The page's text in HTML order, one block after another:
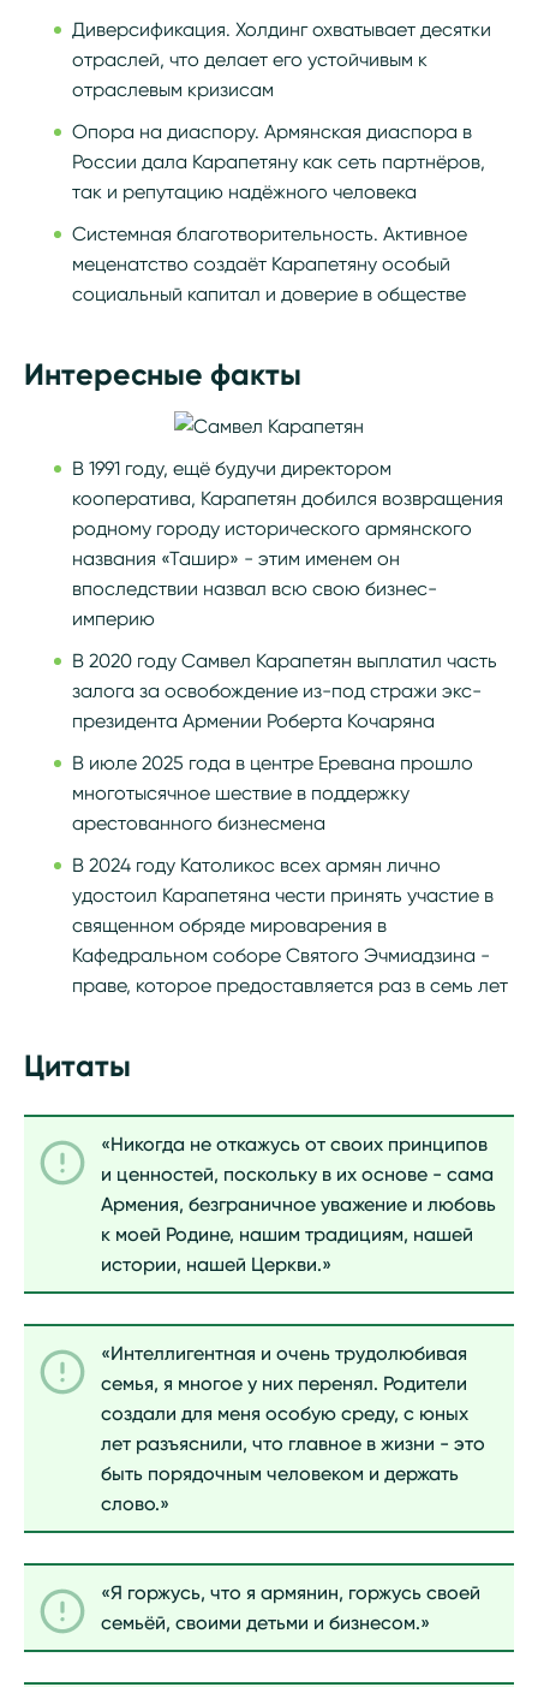
Диверсификация. Холдинг охватывает десятки
отраслей, что делает его устойчивым к
отраслевым кризисам
Опора на диаспору. Армянская диаспора в
России дала Карапетяну как сеть партнёров,
так и репутацию надёжного человека
Системная благотворительность. Активное
меценатство создаёт Карапетяну особый
социальный капитал и доверие в обществе
Интересные факты
В 1991 году, ещё будучи директором
кооператива, Карапетян добился возвращения
родному городу исторического армянского
названия «Ташир» - этим именем он
впоследствии назвал всю свою бизнес-
империю
В 2020 году Самвел Карапетян выплатил часть
залога за освобождение из-под стражи экс-
президента Армении Роберта Кочаряна
В июле 2025 года в центре Еревана прошло
многотысячное шествие в поддержку
арестованного бизнесмена
В 2024 году Католикос всех армян лично
удостоил Карапетяна чести принять участие в
священном обряде мироварения в
Кафедральном соборе Святого Эчмиадзина -
праве, которое предоставляется раз в семь лет
Цитаты
«Никогда не откажусь от своих принципов
и ценностей, поскольку в их основе - сама
Армения, безграничное уважение и любовь
к моей Родине, нашим традициям, нашей
истории, нашей Церкви.»
«Интеллигентная и очень трудолюбивая
семья, я многое у них перенял. Родители
создали для меня особую среду, с юных
лет разъяснили, что главное в жизни - это
быть порядочным человеком и держать
слово.»
«Я горжусь, что я армянин, горжусь своей
семьёй, своими детьми и бизнесом.»